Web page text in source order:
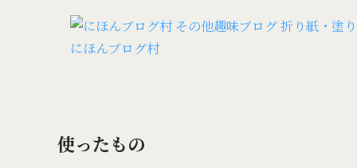
にほんブログ村
使ったもの